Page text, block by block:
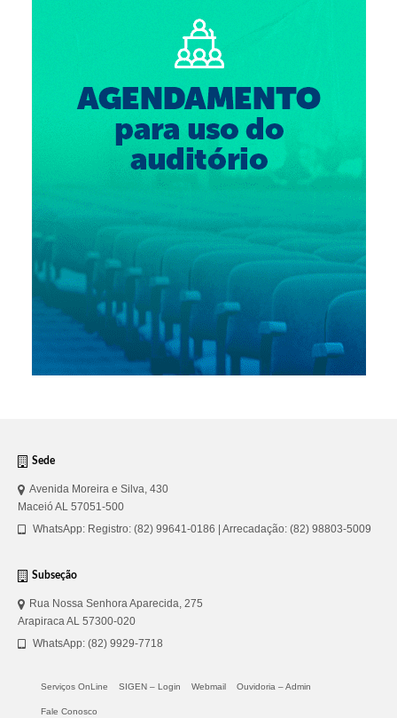
Clube de Vantagens
Reserva de auditório
Ouvidoria
Contatos
Fale Conosco
NEP
Sede
Avenida Moreira e Silva, 430
Maceió AL 57051-500
WhatsApp: Registro: (82) 99641-0186 | Arrecadação: (82) 98803-5009
Subseção
Rua Nossa Senhora Aparecida, 275
Arapiraca AL 57300-020
WhatsApp: (82) 9929-7718
Serviços OnLine SIGEN – Login Webmail Ouvidoria – Admin
Fale Conosco